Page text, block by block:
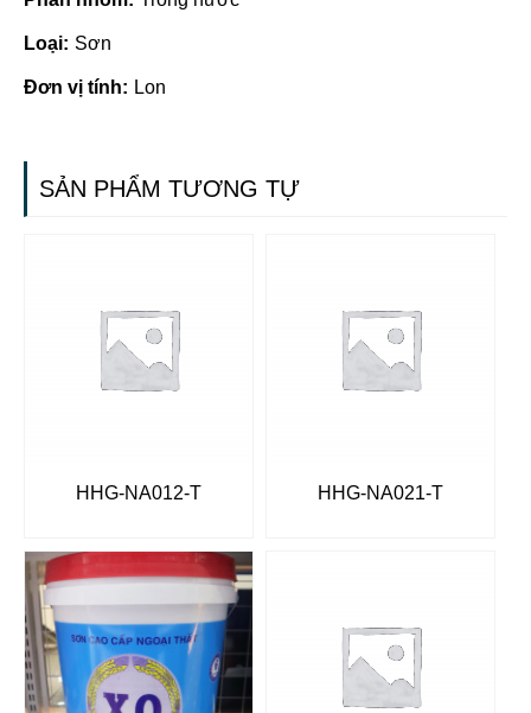
Loại: Sơn
Đơn vị tính: Lon
SẢN PHẨM TƯƠNG TỰ
HHG-NA012-T HHG-NA021-T